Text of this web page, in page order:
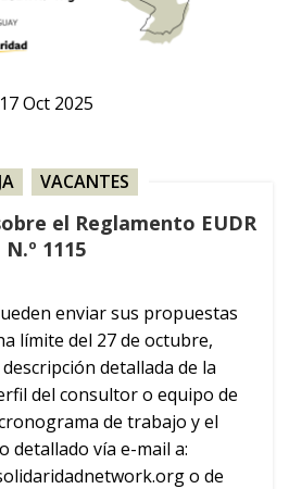
17Oct 2025
VACANTES
el Reglamento EUDR
N.º 1115
enviar sus propuestas
límite del 27 de octubre,
detallada de la
del consultor o equipo de
de trabajo y el
detallado vía e-mail a:
o de